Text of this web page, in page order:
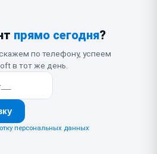
прямо сегодня?
по телефону, успеем
в тот же день.
персональных данных